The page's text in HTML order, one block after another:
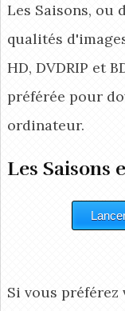
Les Saisons, ou
qualités
HD, DVDRIP et
préférée pour
ordinateur.
Les Saisons
Si vous